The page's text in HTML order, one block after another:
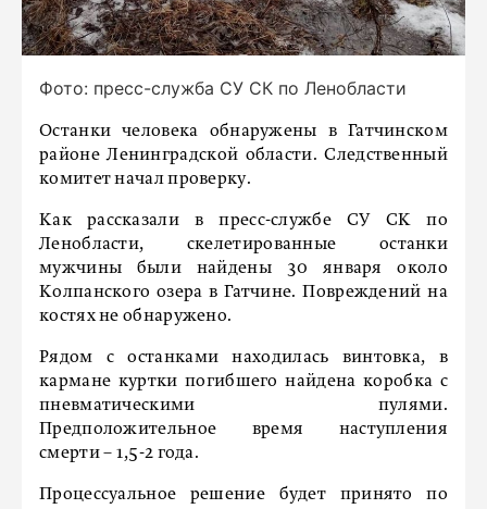
Фото: пресс-служба СУ СК по Ленобласти
Останки человека обнаружены в Гатчинском
районе Ленинградской области. Следственный
комитет начал проверку.
Как рассказали в пресс-службе СУ СК по
Ленобласти, скелетированные останки
мужчины были найдены 30 января около
Колпанского озера в Гатчине. Повреждений на
костях не обнаружено.
Рядом с останками находилась винтовка, в
кармане куртки погибшего найдена коробка с
пневматическими пулями.
Предположительное время наступления
смерти – 1,5-2 года.
Процессуальное решение будет принято по